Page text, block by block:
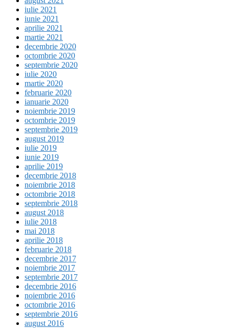
iulie 2021
iunie 2021
aprilie 2021
martie 2021
decembrie 2020
octombrie 2020
septembrie 2020
iulie 2020
martie 2020
februarie 2020
ianuarie 2020
noiembrie 2019
octombrie 2019
septembrie 2019
august 2019
iulie 2019
iunie 2019
aprilie 2019
decembrie 2018
noiembrie 2018
octombrie 2018
septembrie 2018
august 2018
iulie 2018
mai 2018
aprilie 2018
februarie 2018
decembrie 2017
noiembrie 2017
septembrie 2017
decembrie 2016
noiembrie 2016
octombrie 2016
septembrie 2016
august 2016